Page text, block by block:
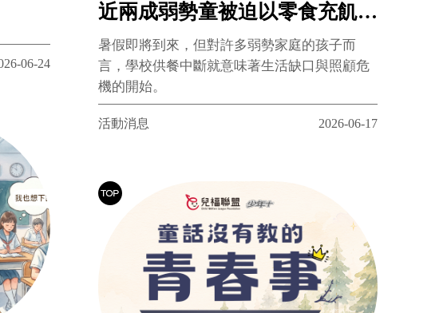
06-24
近兩成弱勢童被迫以零食充飢
隔代與特殊照顧兩難，兒盟呼籲
月捐補足長假缺口
暑假即將到來，但對許多弱勢家庭的孩子而
言，學校供餐中斷就意味著生活缺口與照顧危
機的開始。
活動消息 2026-06-17